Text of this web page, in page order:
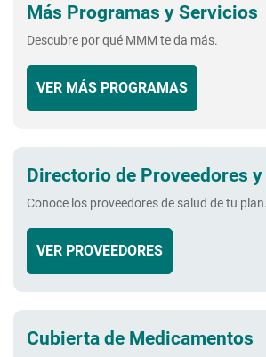
Más Programas y Servicios
Descubre por qué MMM te da más.
VER MÁS PROGRAMAS
Directorio de Proveedores
Conoce los proveedores de salud de tu plan.
VER PROVEEDORES
Cubierta de Medicamentos